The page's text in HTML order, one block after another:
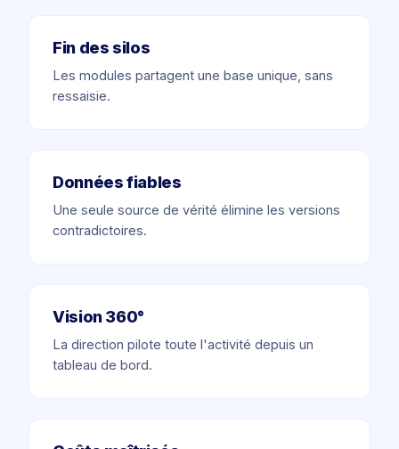
Fin des silos
Les modules partagent une base unique, sans
ressaisie.
Données fiables
Une seule source de vérité élimine les versions
contradictoires.
Vision 360°
La direction pilote toute l'activité depuis un
tableau de bord.